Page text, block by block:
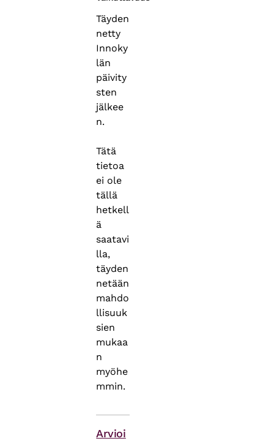
Täyden
netty
Innoky
län
päivity
sten
jälkee
n.
Tätä
tietoa
ei ole
tällä
hetkell
ä
saatavi
lla,
täyden
netään
mahdo
llisuuk
sien
mukaa
n
myöhe
mmin.
Arvioi